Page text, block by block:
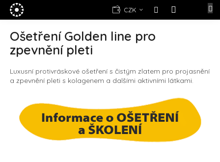
Přejít
obsah
CZK
NÁKUPNÍ
E-
shop
Kosmetika
Yellow
Rose
(d)epilace
Alexandria
Nová
registrace
Oblíbené
Ošetření Golden line pro
zpevnění pleti
Luxusní protivráskové ošetření s čistým zlatem pro projasnění
a zpevnění pleti s kolagenem a dalšími aktivními látkami.